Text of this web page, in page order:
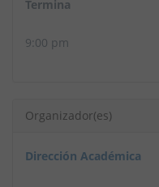
Termina
9:00 pm
Organizador(es)
Dirección Académica